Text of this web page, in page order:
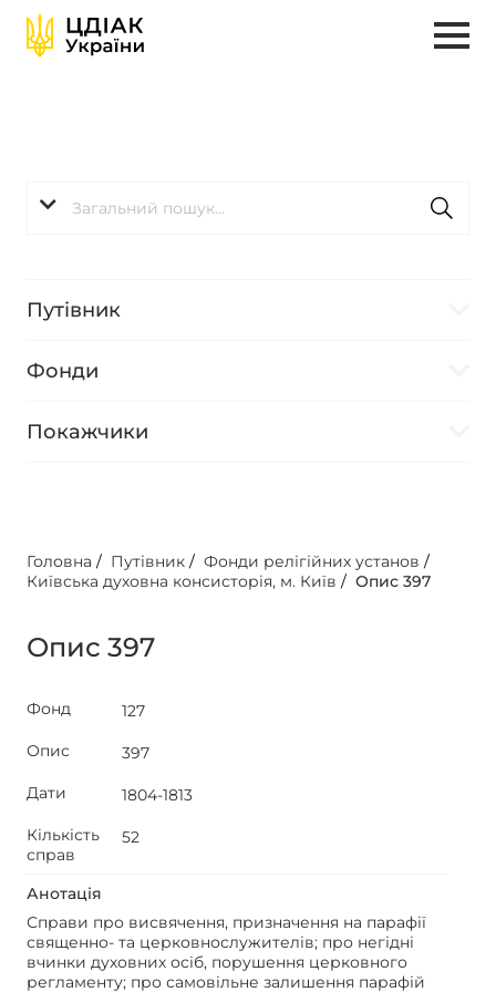
Путівник
Фонди
Покажчики
Головна / Путівник / Фонди релігійних установ /
Київська духовна консисторія, м. Київ / Опис 397
Опис 397
Фонд
127
Опис
397
Дати
1804-1813
Кількість
справ
52
Анотація
Справи про висвячення, призначення на парафії
священно- та церковнослужителів; про негідні
вчинки духовних осіб, порушення церковного
регламенту; про самовільне залишення парафій